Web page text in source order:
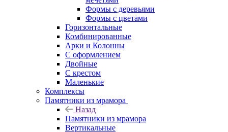
Формы с деревьями
Формы с цветами
Горизонтальные
Комбинированные
Арки и Колонны
С оформлением
Двойные
С крестом
Маленькие
Комплексы
Памятники из мрамора
Назад
Памятники из мрамора
Вертикальные